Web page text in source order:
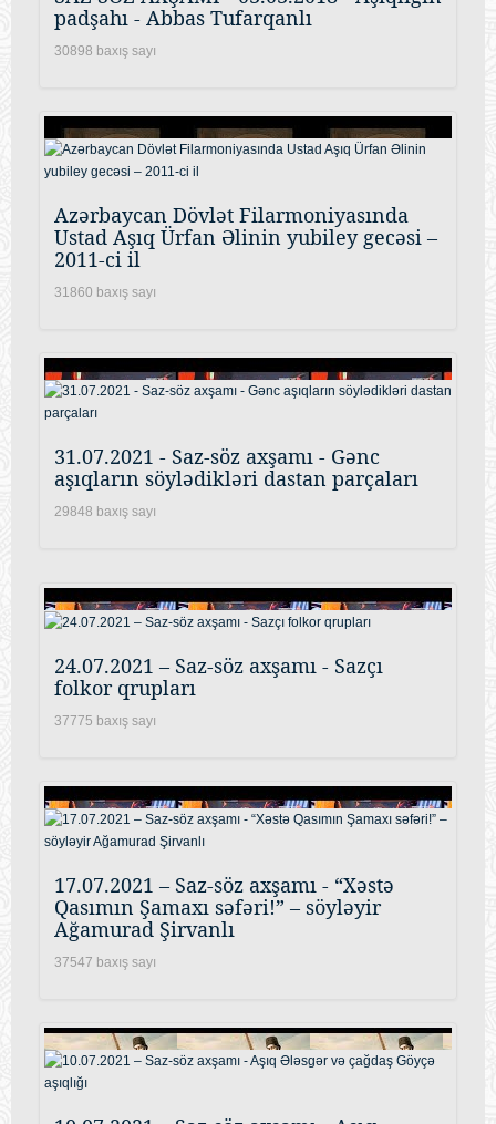
padşahı - Abbas Tufarqanlı
30898 baxış sayı
Azərbaycan Dövlət Filarmoniyasında
Ustad Aşıq Ürfan Əlinin yubiley gecəsi –
2011-ci il
31860 baxış sayı
31.07.2021 - Saz-söz axşamı - Gənc
aşıqların söylədikləri dastan parçaları
29848 baxış sayı
24.07.2021 – Saz-söz axşamı - Sazçı
folkor qrupları
37775 baxış sayı
17.07.2021 – Saz-söz axşamı - “Xəstə
Qasımın Şamaxı səfəri!” – söyləyir
Ağamurad Şirvanlı
37547 baxış sayı